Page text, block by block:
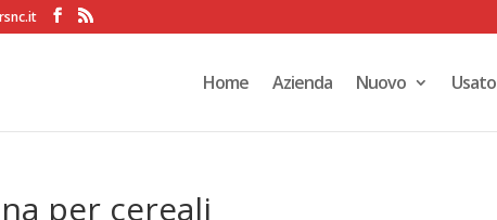
Home Azienda Nuovo Usato
per cereali